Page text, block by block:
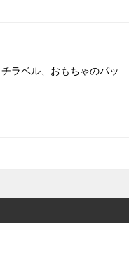
ラベル、おもちゃのパッ